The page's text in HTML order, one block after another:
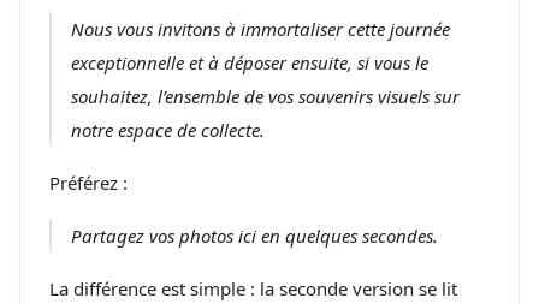
Nous vous invitons à immortaliser cette journée
exceptionnelle et à déposer ensuite, si vous le
souhaitez, l’ensemble de vos souvenirs visuels sur
notre espace de collecte.
Préférez :
Partagez vos photos ici en quelques secondes.
La différence est simple : la seconde version se lit